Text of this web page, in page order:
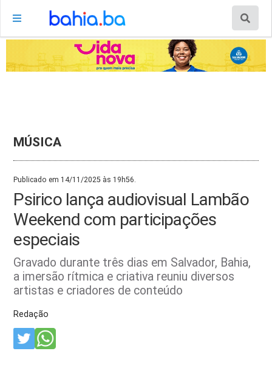
MÚSICA
Publicado em 14/11/2025 às 19h56.
Psirico lança audiovisual Lambão
Weekend com participações
especiais
Gravado durante três dias em Salvador, Bahia,
a imersão rítmica e criativa reuniu diversos
artistas e criadores de conteúdo
Redação